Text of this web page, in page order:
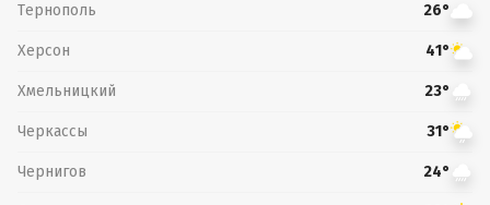
Тернополь 26°
Херсон 41°
Хмельницкий 23°
Черкассы 31°
Чернигов 24°